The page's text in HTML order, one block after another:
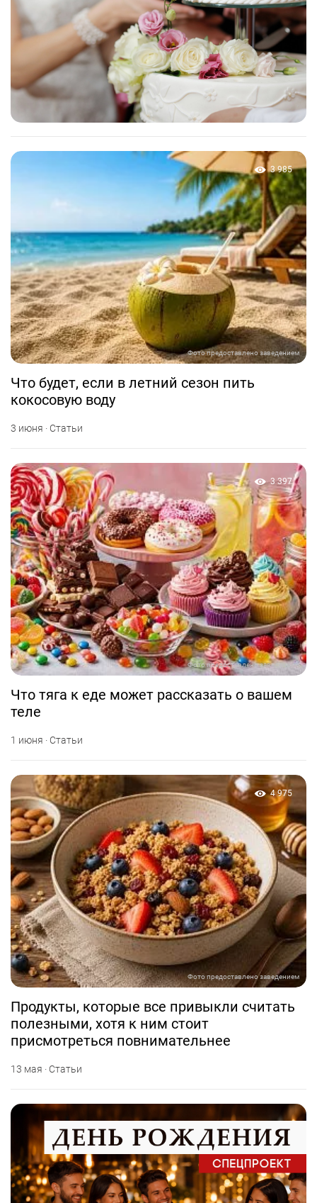
Фото предоставлено заведением
3 985
Что будет, если в летний сезон пить
кокосовую воду
3 июня · Статьи
Фото предоставлено заведением
3 397
Что тяга к еде может рассказать о вашем
теле
1 июня · Статьи
Фото предоставлено заведением
4 975
Продукты, которые все привыкли считать
полезными, хотя к ним стоит
присмотреться повнимательнее
13 мая · Статьи